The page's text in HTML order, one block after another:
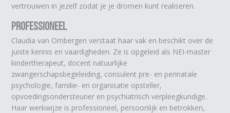
vertrouwen in jezelf zodat je je dromen kunt realiseren.
Professioneel
Claudia van Ombergen verstaat haar vak en beschikt over de
juiste kennis en vaardigheden. Ze is opgeleid als NEI-master
kindertherapeut, docent natuurlijke
zwangerschapsbegeleiding, consulent pre- en perinatale
psychologie, familie- en organisatie opsteller,
opvoedingsondersteuner en psychiatrisch verpleegkundige.
Haar werkwijze is professioneel, persoonlijk en betrokken,